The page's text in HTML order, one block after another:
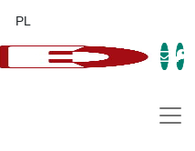
PL